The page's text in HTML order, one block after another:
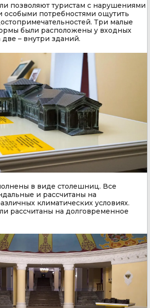
позволяют туристам с нарушениями
особыми потребностями ощутить
Три малые
были расположены у входных
две – внутри зданий.
в виде столешниц. Все
и рассчитаны на
климатических условиях.
рассчитаны на долговременное